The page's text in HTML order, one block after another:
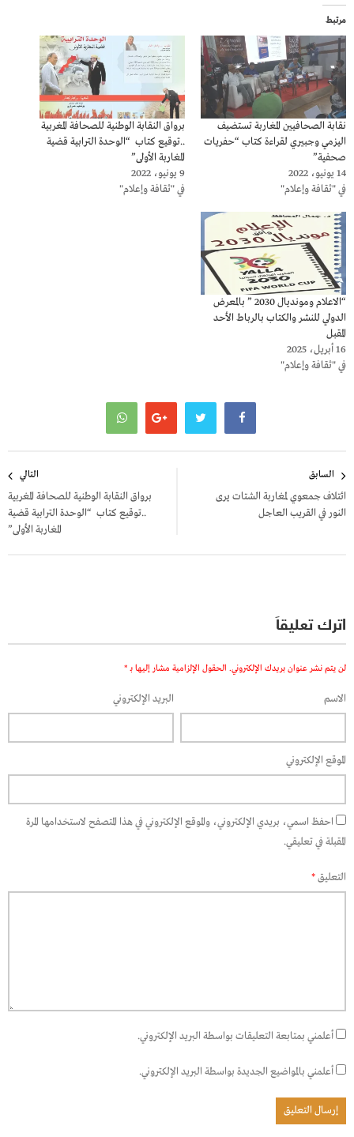
مرتبط
نقابة الصحافيين المغاربة تستضيف
اليزمي وجبيري لقراءة كتاب “حفريات
صحفية”
14 يونيو، 2022
في "ثقافة وإعلام"
برواق النقابة الوطنية للصحافة المغربية
..توقيع كتاب “الوحدة الترابية قضية
المغاربة الأولى”
9 يونيو، 2022
في "ثقافة وإعلام"
“الاعلام ومونديال 2030 ” بالمعرض
الدولي للنشر والكتاب بالرباط الأحد
المقبل
16 أبريل، 2025
في "ثقافة وإعلام"
المقالات
السابق
ائتلاف جمعوي لمغاربة الشتات يرى
النور في القريب العاجل
التالي
برواق النقابة الوطنية للصحافة المغربية
..توقيع كتاب “الوحدة الترابية قضية
المغاربة الأولى”
اترك تعليقاً
لن يتم نشر عنوان بريدك الإلكتروني. الحقول الإلزامية مشار إليها بـ *
الاسم البريد الإلكتروني
الموقع الإلكتروني
احفظ اسمي، بريدي الإلكتروني، والموقع الإلكتروني في هذا المتصفح لاستخدامها المرة
المقبلة في تعليقي.
التعليق*
أعلمني بمتابعة التعليقات بواسطة البريد الإلكتروني.
أعلمني بالمواضيع الجديدة بواسطة البريد الإلكتروني.